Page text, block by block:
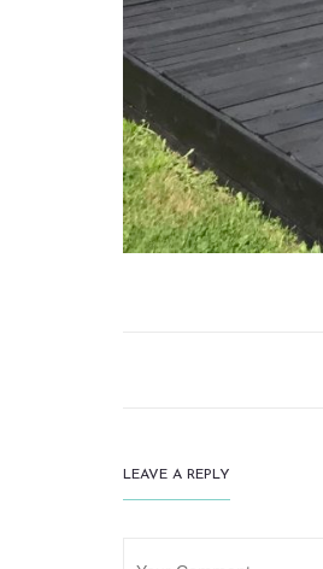
LEAVE A REPLY